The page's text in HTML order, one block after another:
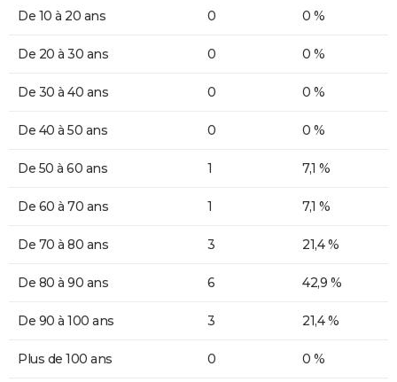
De 10 à 20 ans 0 0 %
De 20 à 30 ans 0 0 %
De 30 à 40 ans 0 0 %
De 40 à 50 ans 0 0 %
De 50 à 60 ans 1 7,1 %
De 60 à 70 ans 1 7,1 %
De 70 à 80 ans 3 21,4 %
De 80 à 90 ans 6 42,9 %
De 90 à 100 ans 3 21,4 %
Plus de 100 ans 0 0 %